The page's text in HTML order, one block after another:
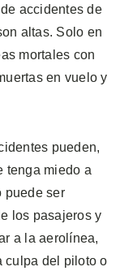
accidentes de
altas. Solo en
mortales con
en vuelo y
pueden,
tenga miedo a
puede ser
los pasajeros y
a la aerolínea,
culpa del piloto o